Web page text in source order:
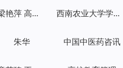
梁艳萍 高建军 黄大乾 西南农业大学学报：社会科学版
朱华 中国中医药咨讯